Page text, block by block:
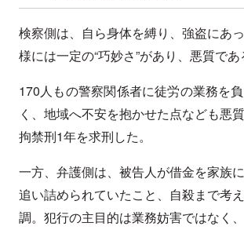
検察側は、自ら身体を縛り、強盗にあ
様には一定の“巧妙さ”があり、悪質であ
170人もの警察関係者に徒労の業務を
く、地域へ不安を抱かせた点なども悪
拘禁刑1年を求刑した。
一方、弁護側は、被告人が借金を家族
追い詰められていたこと、自殺まで考
調。犯行の主目的は業務妨害ではなく